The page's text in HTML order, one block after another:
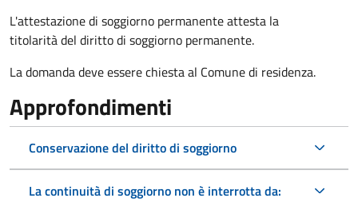
L'attestazione di soggiorno permanente attesta la
titolarità del diritto di soggiorno permanente.
La domanda deve essere chiesta al Comune di residenza.
Approfondimenti
Conservazione del diritto di soggiorno
La continuità di soggiorno non è interrotta da: